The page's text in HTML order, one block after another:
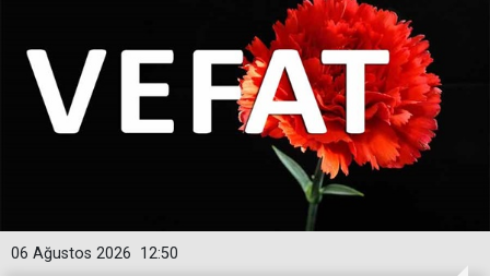
12:50
06 Ağustos 2026